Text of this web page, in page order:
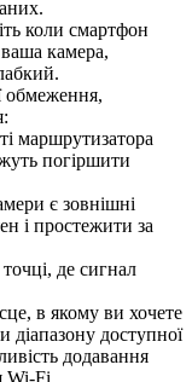
коли смартфон
камера,
обмеження,
маршрутизатора
погіршити
є зовнішні
і простежити за
де сигнал
в якому ви хочете
діапазону доступної
додавання
Wi-Fi.